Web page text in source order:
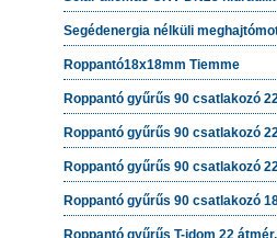
Segédenergia nélküli
Roppantó18x18mm Tiemme
Roppantó gyűrűs 90 csatlakozó
Roppantó gyűrűs 90 csatlakozó
Roppantó gyűrűs 90 csatlakozó
Roppantó gyűrűs 90 csatlakozó
Roppantó gyűrűs T-idom 22 átmér.